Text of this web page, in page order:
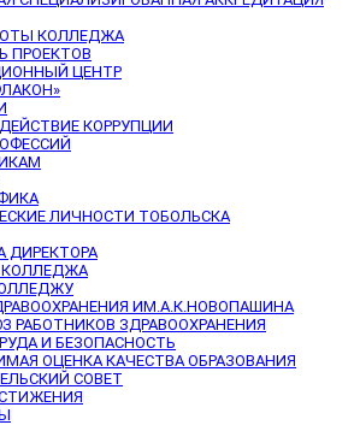
КОЛЛЕДЖА
ПРОЕКТОВ
ЦЕНТР
КОРРУПЦИИ
ЛИЧНОСТИ ТОБОЛЬСКА
ДИРЕКТОРА
КОЛЛЕДЖА
ИМ.А.К.НОВОПАШИНА
РАБОТНИКОВ ЗДРАВООХРАНЕНИЯ
И БЕЗОПАСНОСТЬ
ОЦЕНКА КАЧЕСТВА ОБРАЗОВАНИЯ
СОВЕТ